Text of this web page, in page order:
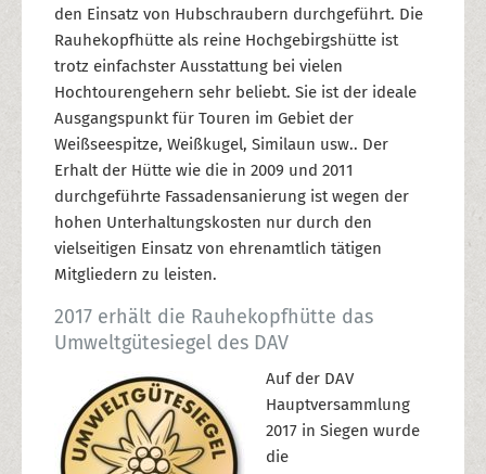
den Einsatz von Hubschraubern durchgeführt. Die
Rauhekopfhütte als reine Hochgebirgshütte ist
trotz einfachster Ausstattung bei vielen
Hochtourengehern sehr beliebt. Sie ist der ideale
Ausgangspunkt für Touren im Gebiet der
Weißseespitze, Weißkugel, Similaun usw.. Der
Erhalt der Hütte wie die in 2009 und 2011
durchgeführte Fassadensanierung ist wegen der
hohen Unterhaltungskosten nur durch den
vielseitigen Einsatz von ehrenamtlich tätigen
Mitgliedern zu leisten.
2017 erhält die Rauhekopfhütte das
Umweltgütesiegel des DAV
Auf der DAV
Hauptversammlung
2017 in Siegen wurde
die